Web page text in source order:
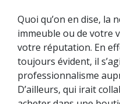
Quoi qu’on en dise, la
immeuble ou de votre
votre réputation. En
toujours évident, il
professionnalisme
D’ailleurs, qui irait